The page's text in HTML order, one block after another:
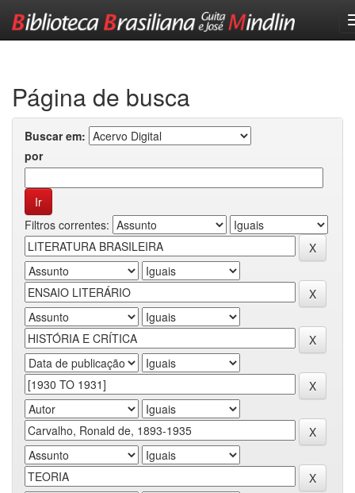
Página de busca
Buscar em:
por
Filtros correntes: